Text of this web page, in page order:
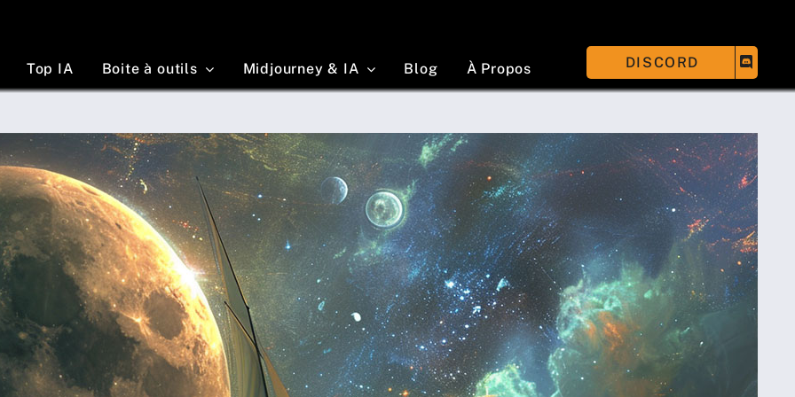
Top IA Boite à outils Midjourney & IA Blog À Propos DISCORD